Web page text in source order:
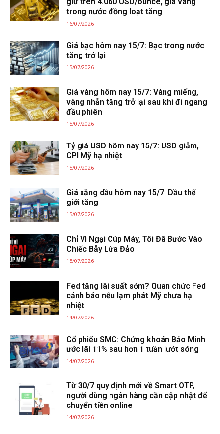
giữ trên 4.060 USD/ounce, giá vàng
trong nước đồng loạt tăng
16/07/2026
Giá bạc hôm nay 15/7: Bạc trong nước
tăng trở lại
15/07/2026
Giá vàng hôm nay 15/7: Vàng miếng,
vàng nhẫn tăng trở lại sau khi đi ngang
đầu phiên
15/07/2026
Tỷ giá USD hôm nay 15/7: USD giảm,
CPI Mỹ hạ nhiệt
15/07/2026
Giá xăng dầu hôm nay 15/7: Dầu thế
giới tăng
15/07/2026
Chỉ Vì Ngại Cúp Máy, Tôi Đã Bước Vào
Chiếc Bẫy Lừa Đảo
15/07/2026
Fed tăng lãi suất sớm? Quan chức Fed
cảnh báo nếu lạm phát Mỹ chưa hạ
nhiệt
14/07/2026
Cổ phiếu SMC: Chứng khoán Bảo Minh
ước lãi 11% sau hơn 1 tuần lướt sóng
14/07/2026
Từ 30/7 quy định mới về Smart OTP,
người dùng ngân hàng cần cập nhật để
chuyển tiền online
14/07/2026